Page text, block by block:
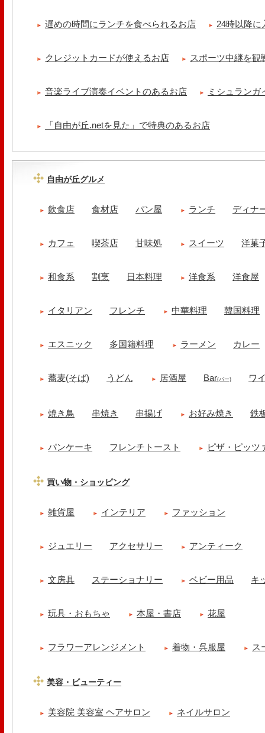
遅めの時間にランチを食べられるお店 24時以降に
クレジットカードが使えるお店 スポーツ中継を観
音楽ライブ演奏イベントのあるお店 ミシュランガ
「自由が丘.netを見た」で特典のあるお店
自由が丘グルメ
飲食店 食材店 パン屋 ランチ ディナ
カフェ 喫茶店 甘味処 スイーツ 洋菓
和食系 割烹 日本料理 洋食系 洋食屋
イタリアン フレンチ 中華料理 韓国料理
エスニック 多国籍料理 ラーメン カレー
蕎麦(そば) うどん 居酒屋 Bar(バー) ワ
焼き鳥 串焼き 串揚げ お好み焼き 鉄
パンケーキ フレンチトースト ピザ・ピッツ
買い物・ショッピング
雑貨屋 インテリア ファッション
ジュエリー アクセサリー アンティーク
文房具 ステーショナリー ベビー用品 キ
玩具・おもちゃ 本屋・書店 花屋
フラワーアレンジメント 着物・呉服屋 ス
美容・ビューティー
美容院 美容室 ヘアサロン ネイルサロン